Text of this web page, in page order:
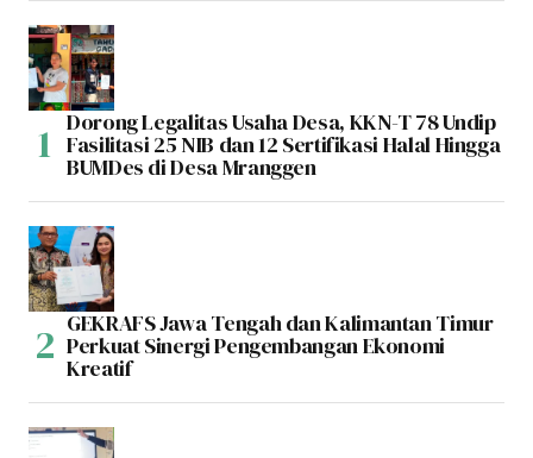
Dorong Legalitas Usaha Desa, KKN-T 78 Undip
Fasilitasi 25 NIB dan 12 Sertifikasi Halal Hingga
BUMDes di Desa Mranggen
GEKRAFS Jawa Tengah dan Kalimantan Timur
Perkuat Sinergi Pengembangan Ekonomi
Kreatif